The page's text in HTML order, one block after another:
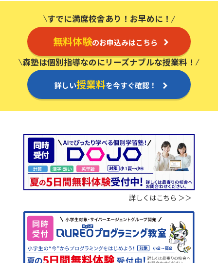
すでに満席校舎あり！お早めに！
無料体験のお申込みはこちら
森塾は個別指導なのにリーズナブルな授業料！
詳しい授業料を今すぐ確認！
詳しくはこちら ＞＞